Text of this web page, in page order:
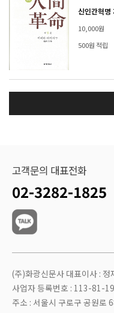
신인간혁
10,000원
500원 적립
고객문의 대표전화
02-3282-1825
(주)화광신문사 대표이사 : 정
사업자 등록번호 : 113-81-
주소 : 서울시 구로구 공원로